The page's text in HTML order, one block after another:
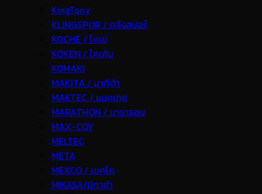
KingTony
KLINGSPOR / คลิงสปอร์
KOCHE / โคเช่
KOKEN / โคเค้น
KOMAKI
MAKITA / มากีต้า
MAKTEC / แมคเทค
MARATHON / มาราธอน
MAX-COY
MELTEC
META
MEXCO / เมคโค
MIKASA/มิกาซ่า